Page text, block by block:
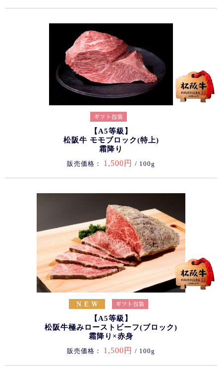
【A5等級】
松阪牛 モモブロック(特上)
霜降り
販売価格： 1,500円 / 100g
【A5等級】
松阪牛極みローストビーフ(ブロック)
霜降り×赤身
販売価格： 1,500円 / 100g